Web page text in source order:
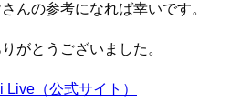
んの参考になれば幸いです。
がとうございました。
Live（公式サイト）